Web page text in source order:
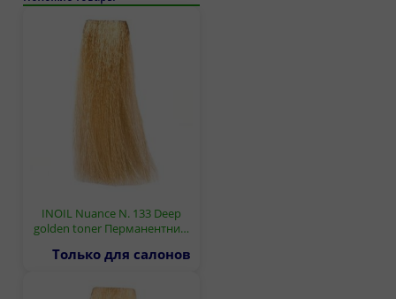
INOIL Nuance N. 133 Deep
golden toner Перманентни…
Только для салонов